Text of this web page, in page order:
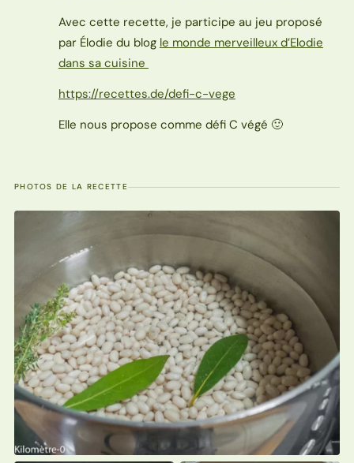
Avec cette recette, je participe au jeu proposé
par Élodie du blog le monde merveilleux d’Elodie
dans sa cuisine
https://recettes.de/defi-c-vege
Elle nous propose comme défi C végé 🙂
PHOTOS DE LA RECETTE